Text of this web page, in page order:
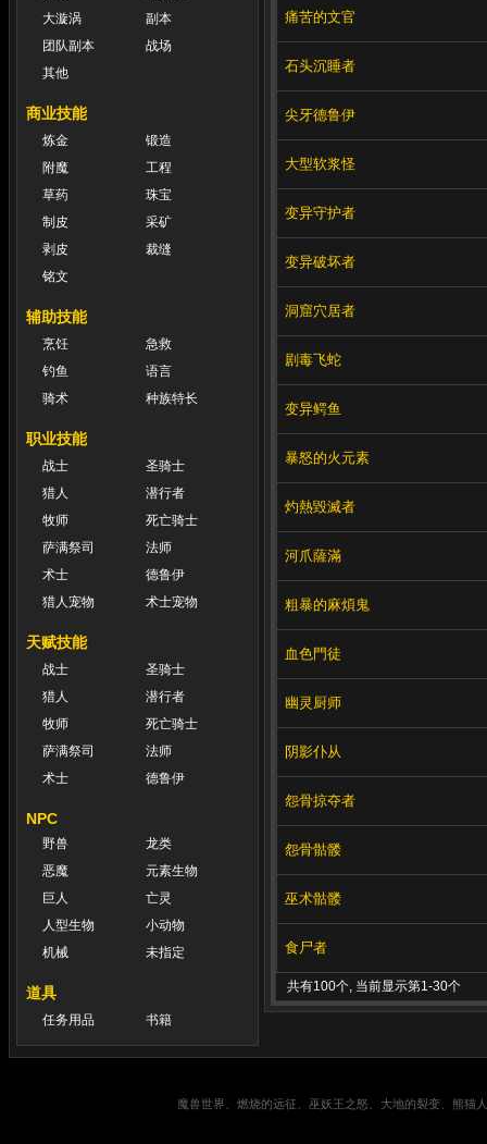
大漩涡
副本
团队副本
战场
其他
商业技能
炼金
锻造
附魔
工程
草药
珠宝
制皮
采矿
剥皮
裁缝
铭文
辅助技能
烹饪
急救
钓鱼
语言
骑术
种族特长
职业技能
战士
圣骑士
猎人
潜行者
牧师
死亡骑士
萨满祭司
法师
术士
德鲁伊
猎人宠物
术士宠物
天赋技能
战士
圣骑士
猎人
潜行者
牧师
死亡骑士
萨满祭司
法师
术士
德鲁伊
NPC
野兽
龙类
恶魔
元素生物
巨人
亡灵
人型生物
小动物
机械
未指定
道具
任务用品 书籍
痛苦的文官
石头沉睡者
尖牙德鲁伊
大型软浆怪
变异守护者
变异破坏者
洞窟穴居者
剧毒飞蛇
变异鳄鱼
暴怒的火元素
灼熱毀滅者
河爪薩滿
粗暴的麻煩鬼
血色門徒
幽灵厨师
阴影仆从
怨骨掠夺者
怨骨骷髅
巫术骷髅
食尸者
共有100个, 当前显示第1-30个
魔兽世界、燃烧的远征、巫妖王之怒、大地的裂变、熊猫